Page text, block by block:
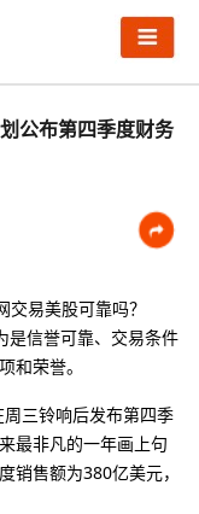
公布第四季度财务
易美股可靠吗？
是信誉可靠、交易条件
和荣誉。
三铃响后发布第四季
最非凡的一年画上句
销售额为380亿美元，